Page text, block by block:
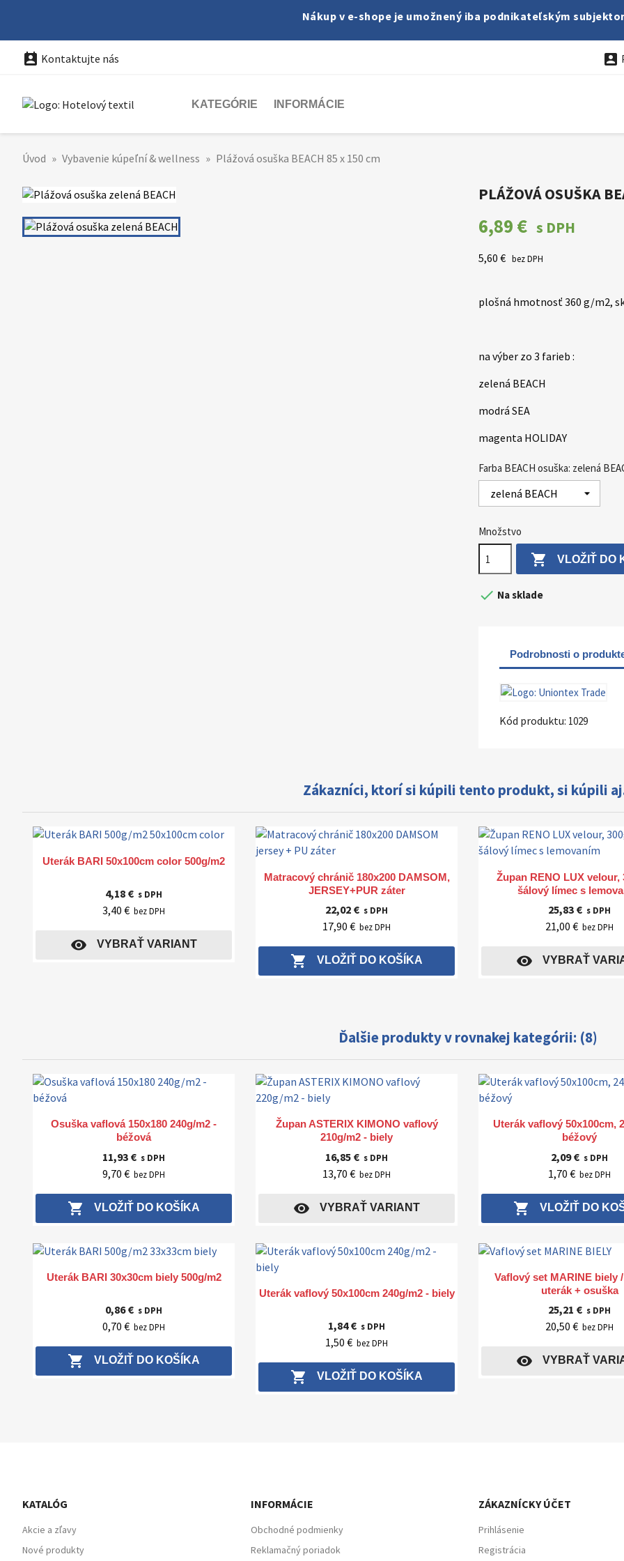
Nákup v e-shope je umožnený iba podnikateľským
 Kontaktujte nás 
KATEGÓRIE INFORMÁCIE
Úvod Vybavenie kúpeľní & wellness Plážová osuška BEACH 85 x 150 cm
PLÁŽOVÁ OSUŠKA
6,89 € s DPH
5,60 € bez DPH
plošná hmotnosť 360 g/m2,
na výber zo 3 farieb :
zelená BEACH
modrá SEA
magenta HOLIDAY
Farba BEACH osuška: zelená
Množstvo
 VLOŽIŤ DO
 Na sklade
Podrobnosti o
Kód produktu: 1029
Zákazníci, ktorí si kúpili tento produkt, si kúpili
Rýchly náhľad
Uterák BARI 50x100cm color 500g/m2
4,18 € s DPH
3,40 € bez DPH
visibility VYBRAŤ VARIANT
Rýchly náhľad
Matracový chránič 180x200 DAMSOM,
JERSEY+PUR záter
22,02 € s DPH
17,90 € bez DPH
shopping_cart VLOŽIŤ DO KOŠÍKA
Rýchly náhľad
Župan RENO LUX velour,
šálový límec s
25,83 € s DPH
21,00 € bez DPH
visibility VYBRAŤ
Ďalšie produkty v rovnakej kategórii: (8)
Rýchly náhľad
Osuška vaflová 150x180 240g/m2 -
béžová
11,93 € s DPH
9,70 € bez DPH
shopping_cart VLOŽIŤ DO KOŠÍKA
Rýchly náhľad
Župan ASTERIX KIMONO vaflový
210g/m2 - biely
16,85 € s DPH
13,70 € bez DPH
visibility VYBRAŤ VARIANT
Rýchly náhľad
Uterák vaflový 50x100cm,
béžový
2,09 € s DPH
1,70 € bez DPH
shopping_cart VLOŽIŤ DO
 Rýchly náhľad
Uterák BARI 30x30cm biely 500g/m2
0,86 € s DPH
0,70 € bez DPH
shopping_cart VLOŽIŤ DO KOŠÍKA
 Rýchly náhľad
Uterák vaflový 50x100cm 240g/m2 - biely
1,84 € s DPH
1,50 € bez DPH
shopping_cart VLOŽIŤ DO KOŠÍKA
Rýchly náhľad
Vaflový set MARINE biely
uterák + osuška
25,21 € s DPH
20,50 € bez DPH
visibility VYBRAŤ
KATALÓG
Akcie a zľavy
Nové produkty
INFORMÁCIE
Obchodné podmienky
Reklamačný poriadok
ZÁKAZNÍCKY ÚČET
Prihlásenie
Registrácia